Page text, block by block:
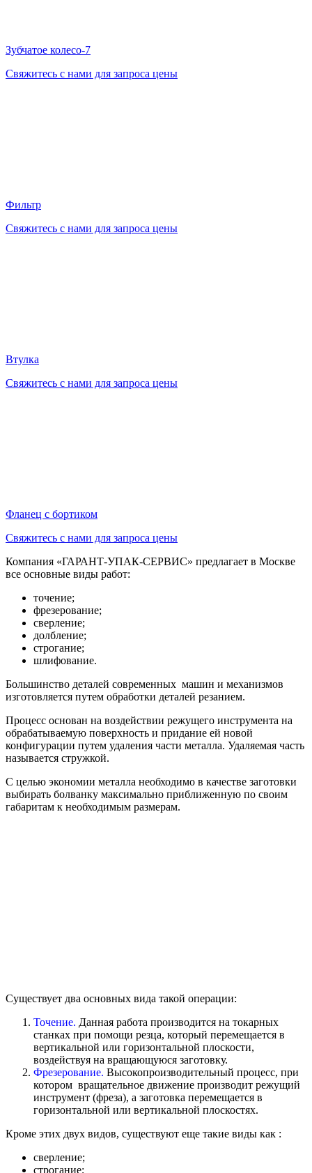
Зубчатое колесо-7
Свяжитесь с нами для запроса цены
Фильтр
Свяжитесь с нами для запроса цены
Втулка
Свяжитесь с нами для запроса цены
Фланец с бортиком
Свяжитесь с нами для запроса цены
Компания «ГАРАНТ-УПАК-СЕРВИС» предлагает в Москве
все основные виды работ:
точение;
фрезерование;
сверление;
долбление;
строгание;
шлифование.
Большинство деталей современных машин и механизмов
изготовляется путем обработки деталей резанием.
Процесс основан на воздействии режущего инструмента на
обрабатываемую поверхность и придание ей новой
конфигурации путем удаления части металла. Удаляемая часть
называется стружкой.
С целью экономии металла необходимо в качестве заготовки
выбирать болванку максимально приближенную по своим
габаритам к необходимым размерам.
Существует два основных вида такой операции:
Точение. Данная работа производится на токарных
станках при помощи резца, который перемещается в
вертикальной или горизонтальной плоскости,
воздействуя на вращающуюся заготовку.
Фрезерование. Высокопроизводительный процесс, при
котором вращательное движение производит режущий
инструмент (фреза), а заготовка перемещается в
горизонтальной или вертикальной плоскостях.
Кроме этих двух видов, существуют еще такие виды как :
сверление;
строгание;